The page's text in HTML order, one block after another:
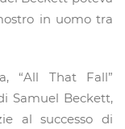
in uomo tra
“All That Fall”
Samuel Beckett,
al successo di